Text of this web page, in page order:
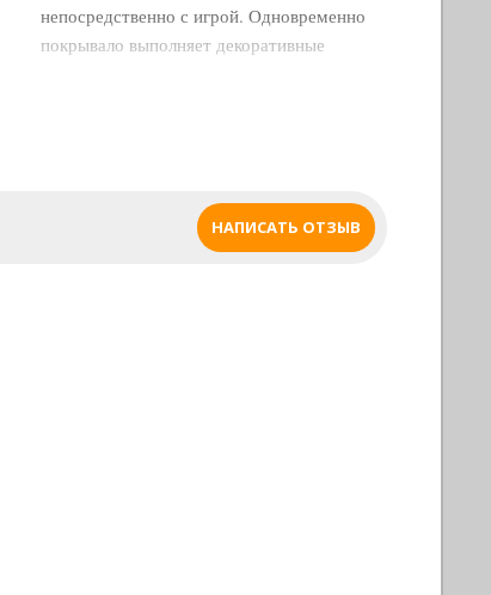
непосредственно с игрой. Одновременно
покрывало выполняет декоративные
ткани. Украшается античными кистями.
Предлагаемая потребителям цветовая
НАПИСАТЬ ОТЗЫВ